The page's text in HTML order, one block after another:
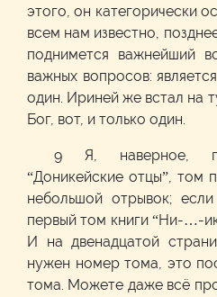
этого, он категорически
всем нам известно,
поднимется важнейший
важных вопросов:
один. Ириней же встал на
Бог, вот, и только один.
9 Я, наверное,
“Доникейские отцы”, том
небольшой отрывок;
первый том книги “Ни-…-
И на двенадцатой
нужен номер тома, это
тома. Можете даже всё